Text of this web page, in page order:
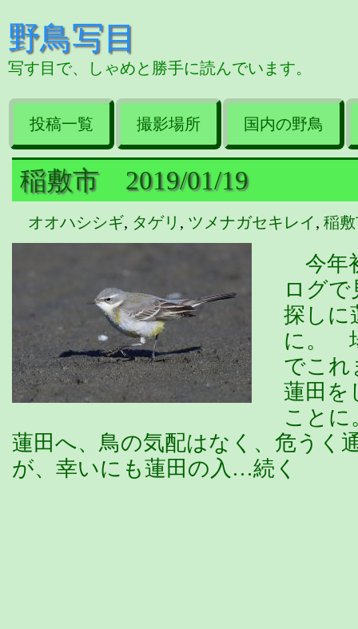
野鳥写目
写す目で、しゃめと勝手に読んでいます。
投稿一覧 撮影場所 国内の野鳥
稲敷市 2019/01/19
オオハシシギ, タゲリ , ツメナガセキレイ, 稲
今年
ログ
探しに
に。
でこれ
蓮田を
こと
蓮田へ、鳥の気配はなく、危うく
が、幸いにも蓮田の入…続く